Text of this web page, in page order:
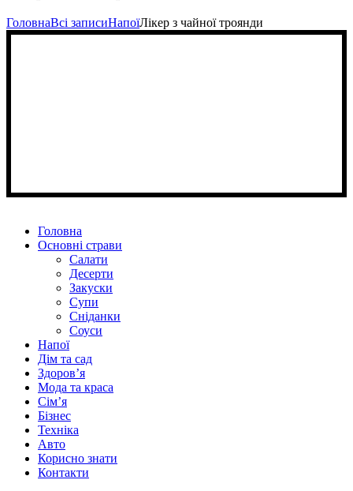
ГоловнаВсі записиНапоїЛікер з чайної троянди
Головна
Основні страви
Салати
Десерти
Закуски
Супи
Сніданки
Соуси
Напої
Дім та сад
Здоровʼя
Мода та краса
Сімʼя
Бізнес
Техніка
Авто
Корисно знати
Контакти